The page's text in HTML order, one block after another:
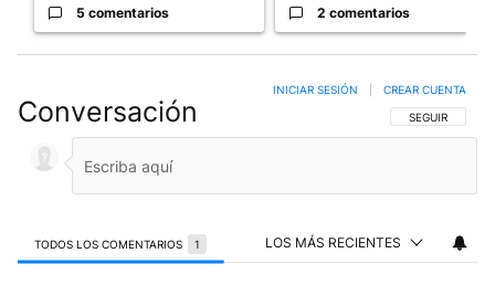
5 comentarios 2 comentarios
Conversación SIGA ESTA
SEGUIR
INICIAR SESIÓN CREAR CUENTA
TODOS LOS COMENTARIOS 1 LOS MÁS RECIENTES